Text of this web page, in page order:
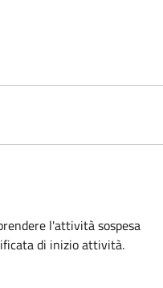
l'attività sospesa
di inizio attività.